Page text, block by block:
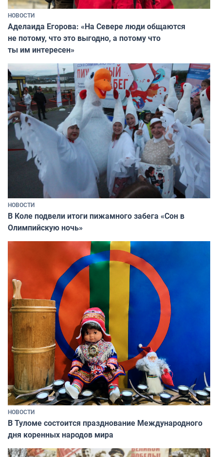
НОВОСТИ
Аделаида Егорова: «На Севере люди общаются
не потому, что это выгодно, а потому что
ты им интересен»
НОВОСТИ
В Коле подвели итоги пижамного забега «Сон в
Олимпийскую ночь»
НОВОСТИ
В Туломе состоится празднование Международного
дня коренных народов мира